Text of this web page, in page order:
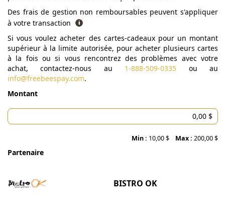
Des frais de gestion non remboursables peuvent s'appliquer
à votre transaction
Si vous voulez acheter des cartes-cadeaux pour un montant
supérieur à la limite autorisée, pour acheter plusieurs cartes
à la fois ou si vous rencontrez des problèmes avec votre
achat, contactez-nous au 1-888-509-0335 ou au
info@freebeespay.com.
Montant
Min : 10,00 $ Max : 200,00 $
Partenaire
BISTRO OK